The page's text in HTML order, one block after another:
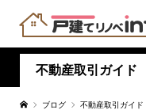
不動産取引ガイド
ブログ 不動産取引ガイド